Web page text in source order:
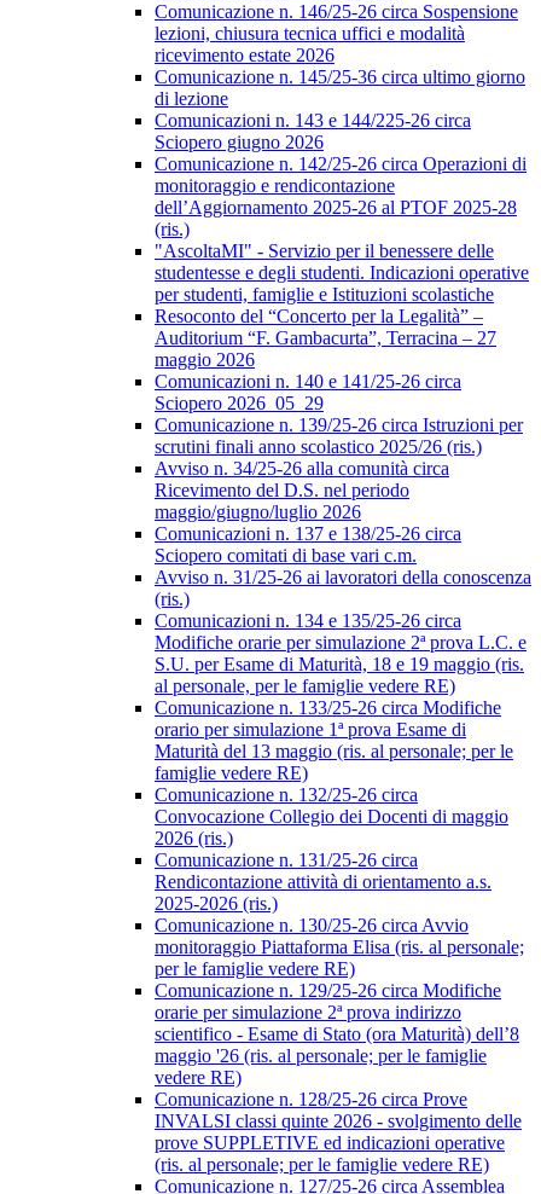
Comunicazione n. 146/25-26 circa Sospensione
lezioni, chiusura tecnica uffici e modalità
ricevimento estate 2026
Comunicazione n. 145/25-36 circa ultimo giorno
di lezione
Comunicazioni n. 143 e 144/225-26 circa
Sciopero giugno 2026
Comunicazione n. 142/25-26 circa Operazioni di
monitoraggio e rendicontazione
dell’Aggiornamento 2025-26 al PTOF 2025-28
(ris.)
"AscoltaMI" - Servizio per il benessere delle
studentesse e degli studenti. Indicazioni operative
per studenti, famiglie e Istituzioni scolastiche
Resoconto del “Concerto per la Legalità” –
Auditorium “F. Gambacurta”, Terracina – 27
maggio 2026
Comunicazioni n. 140 e 141/25-26 circa
Sciopero 2026_05_29
Comunicazione n. 139/25-26 circa Istruzioni per
scrutini finali anno scolastico 2025/26 (ris.)
Avviso n. 34/25-26 alla comunità circa
Ricevimento del D.S. nel periodo
maggio/giugno/luglio 2026
Comunicazioni n. 137 e 138/25-26 circa
Sciopero comitati di base vari c.m.
Avviso n. 31/25-26 ai lavoratori della conoscenza
(ris.)
Comunicazioni n. 134 e 135/25-26 circa
Modifiche orarie per simulazione 2ª prova L.C. e
S.U. per Esame di Maturità, 18 e 19 maggio (ris.
al personale, per le famiglie vedere RE)
Comunicazione n. 133/25-26 circa Modifiche
orario per simulazione 1ª prova Esame di
Maturità del 13 maggio (ris. al personale; per le
famiglie vedere RE)
Comunicazione n. 132/25-26 circa
Convocazione Collegio dei Docenti di maggio
2026 (ris.)
Comunicazione n. 131/25-26 circa
Rendicontazione attività di orientamento a.s.
2025-2026 (ris.)
Comunicazione n. 130/25-26 circa Avvio
monitoraggio Piattaforma Elisa (ris. al personale;
per le famiglie vedere RE)
Comunicazione n. 129/25-26 circa Modifiche
orarie per simulazione 2ª prova indirizzo
scientifico - Esame di Stato (ora Maturità) dell’8
maggio '26 (ris. al personale; per le famiglie
vedere RE)
Comunicazione n. 128/25-26 circa Prove
INVALSI classi quinte 2026 - svolgimento delle
prove SUPPLETIVE ed indicazioni operative
(ris. al personale; per le famiglie vedere RE)
Comunicazione n. 127/25-26 circa Assemblea